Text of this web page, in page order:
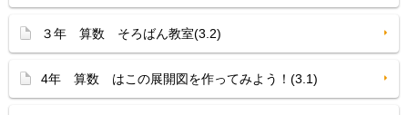
３年 算数 そろばん教室(3.2)
4年 算数 はこの展開図を作ってみよう！(3.1)